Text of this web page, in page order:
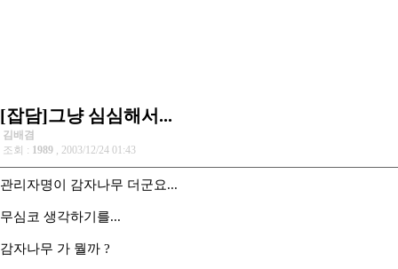
[잡담]그냥 심심해서...
김배겸
조회 : 1989 , 2003/12/24 01:43
관리자명이 감자나무 더군요...
무심코 생각하기를...
감자나무 가 뭘까 ?